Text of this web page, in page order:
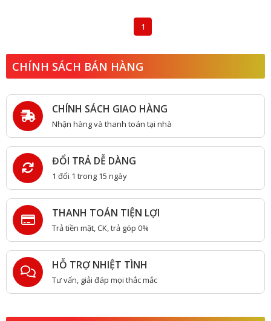
1
CHÍNH SÁCH BÁN HÀNG
CHÍNH SÁCH GIAO HÀNG
Nhận hàng và thanh toán tại nhà
ĐỔI TRẢ DỄ DÀNG
1 đổi 1 trong 15 ngày
THANH TOÁN TIỆN LỢI
Trả tiền mặt, CK, trả góp 0%
HỖ TRỢ NHIỆT TÌNH
Tư vấn, giải đáp mọi thắc mắc